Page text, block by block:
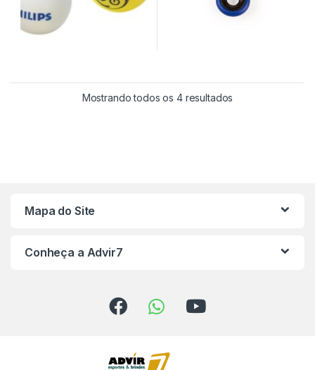
Mostrando todos os 4 resultados
Mapa do Site
Conheça a Advir7